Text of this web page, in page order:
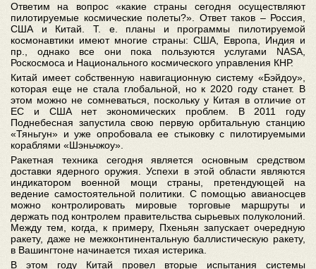
Ответим на вопрос «какие страны сегодня осуществляют
пилотируемые космические полеты?». Ответ таков – Россия,
США и Китай. Т. е. планы и программы пилотируемой
космонавтики имеют многие страны: США, Европа, Индия и
пр., однако все они пока пользуются услугами NASA,
Роскосмоса и Национального космического управления КНР.
Китай имеет собственную навигационную систему «Бэйдоу»,
которая еще не стала глобальной, но к 2020 году станет. В
этом можно не сомневаться, поскольку у Китая в отличие от
ЕС и США нет экономических проблем. В 2011 году
Поднебесная запустила свою первую орбитальную станцию
«Тяньгун» и уже опробовала ее стыковку с пилотируемыми
кораблями «Шэньчжоу».
Ракетная техника сегодня является основным средством
доставки ядерного оружия. Успехи в этой области являются
индикатором военной мощи страны, претендующей на
ведение самостоятельной политики. С помощью авианосцев
можно контролировать мировые торговые маршруты и
держать под контролем правительства сырьевых полуколоний.
Между тем, когда, к примеру, Пхеньян запускает очередную
ракету, даже не межконтинентальную баллистическую ракету,
в Вашингтоне начинается тихая истерика.
В этом году Китай провел вторые испытания системы